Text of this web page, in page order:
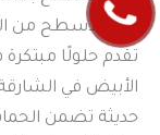
عزل الاسطح من
تقدم حلولًا
الأبيض في
حديثة تضمن